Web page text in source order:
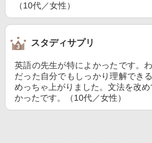
（10代／女性）
スタディサプリ
英語の先生が特によかったです。
だった自分でもしっかり理解でき
めっちゃ上がりました。文法を改
かったです。（10代／女性）